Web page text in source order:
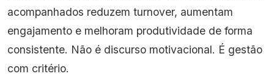
acompanhados reduzem turnover, aumentam
engajamento e melhoram produtividade de forma
consistente. Não é discurso motivacional. É gestão
com critério.